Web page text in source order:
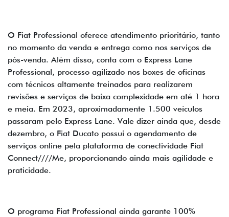
O Fiat Professional oferece atendimento prioritário, tanto
no momento da venda e entrega como nos serviços de
pós-venda. Além disso, conta com o Express Lane
Professional, processo agilizado nos boxes de oficinas
com técnicos altamente treinados para realizarem
revisões e serviços de baixa complexidade em até 1 hora
e meia. Em 2023, aproximadamente 1.500 veículos
passaram pelo Express Lane. Vale dizer ainda que, desde
dezembro, o Fiat Ducato possui o agendamento de
serviços online pela plataforma de conectividade Fiat
Connect////Me, proporcionando ainda mais agilidade e
praticidade.
O programa Fiat Professional ainda garante 100%